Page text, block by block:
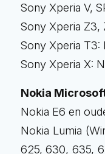
Sony Xperia V,
Sony Xperia Z3,
Sony Xperia T3:
Sony Xperia X:
Nokia
Nokia E6 en
Nokia Lumia
625, 630, 635,